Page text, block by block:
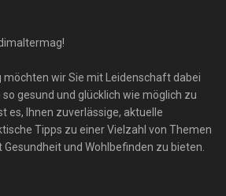
möchten wir Sie mit Leidenschaft dabei
gesund und glücklich wie möglich zu
es, Ihnen zuverlässige, aktuelle
Tipps zu einer Vielzahl von Themen
und Wohlbefinden zu bieten.